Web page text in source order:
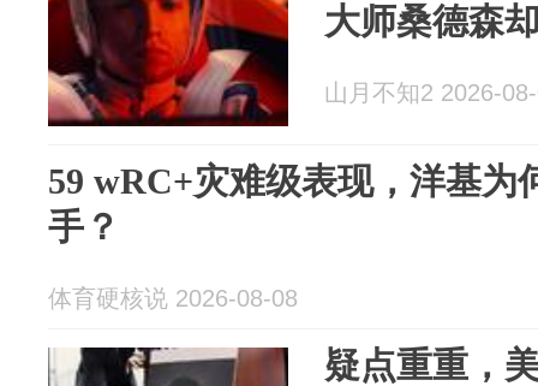
大师桑德森
山月不知2 2026-
59 wRC+灾难级表现，洋基为
手？
体育硬核说 2026-08-08
疑点重重，